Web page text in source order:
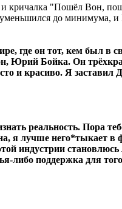
кричалка "Пошёл Вон,
до
где он тот, кем был в
Юрий Бойка. Он
и красиво. Я заставил
реальность. Пора
лучше него*тыкает в
индустрии
либо поддержка для